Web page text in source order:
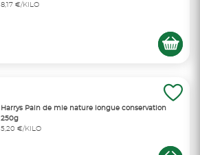
8,17 €/KILO
Harrys Pain de mie nature longue conservation
250g
5,20 €/KILO